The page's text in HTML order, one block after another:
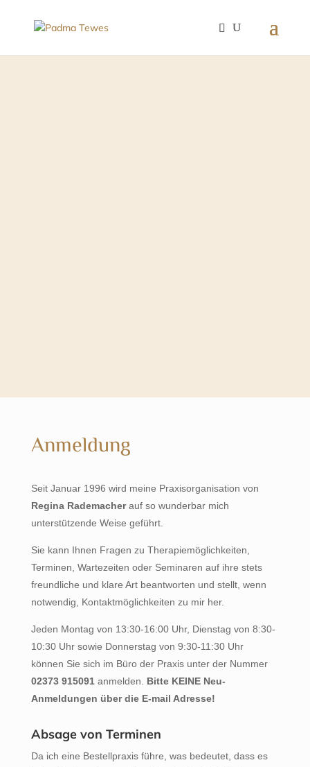
Anmeldung
Seit Januar 1996 wird meine Praxisorganisation von
Regina Rademacherauf so wunderbar mich
unterstützende Weise geführt.
Sie kann Ihnen Fragen zu Therapiemöglichkeiten,
Terminen, Wartezeiten oder Seminaren auf ihre stets
freundliche und klare Art beantworten und stellt, wenn
notwendig, Kontaktmöglichkeiten zu mir her.
Jeden Montag von 13:30-16:00 Uhr, Dienstag von 8:30-
10:30 Uhr sowie Donnerstag von 9:30-11:30 Uhr
können Sie sich im Büro der Praxis unter der Nummer
02373 915091 anmelden.
Bitte KEINE Neu-
Anmeldungen über die E-mail Adresse!
Absage von Terminen
Da ich eine Bestellpraxis führe, was bedeutet, dass es